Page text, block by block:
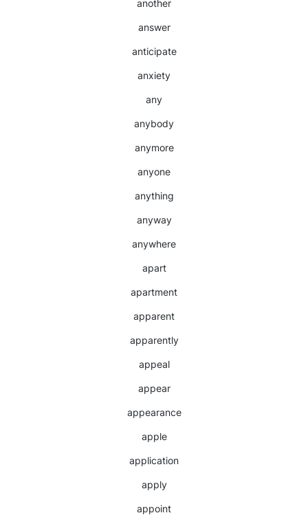
another
answer
anticipate
anxiety
any
anybody
anymore
anyone
anything
anyway
anywhere
apart
apartment
apparent
apparently
appeal
appear
appearance
apple
application
apply
appoint